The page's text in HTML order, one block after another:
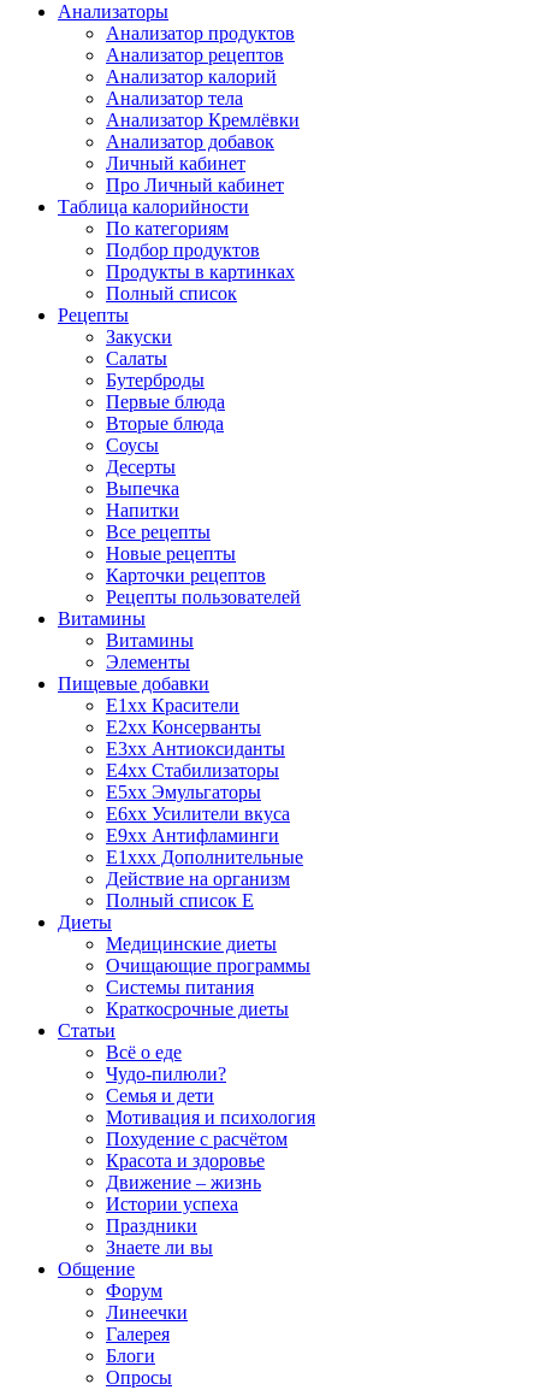
Анализаторы
Анализатор продуктов
Анализатор рецептов
Анализатор калорий
Анализатор тела
Анализатор Кремлёвки
Анализатор добавок
Личный кабинет
Про Личный кабинет
Таблица калорийности
По категориям
Подбор продуктов
Продукты в картинках
Полный список
Рецепты
Закуски
Салаты
Бутерброды
Первые блюда
Вторые блюда
Соусы
Десерты
Выпечка
Напитки
Все рецепты
Новые рецепты
Карточки рецептов
Рецепты пользователей
Витамины
Витамины
Элементы
Пищевые добавки
E1xx Красители
E2xx Консерванты
E3xx Антиоксиданты
E4xx Стабилизаторы
E5xx Эмульгаторы
E6xx Усилители вкуса
E9xx Антифламинги
E1xxx Дополнительные
Действие на организм
Полный список E
Диеты
Медицинские диеты
Очищающие программы
Системы питания
Краткосрочные диеты
Статьи
Всё о еде
Чудо-пилюли?
Семья и дети
Мотивация и психология
Похудение с расчётом
Красота и здоровье
Движение – жизнь
Истории успеха
Праздники
Знаете ли вы
Общение
Форум
Линеечки
Галерея
Блоги
Опросы